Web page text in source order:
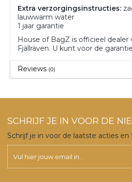
Extra verzorgingsinstructies:
lauwwarm water
1 jaar garantie
House of BagZ is officieel
Fjällräven. U kunt voor de
Reviews (0)
SCHRIJF JE IN VOOR DE
Schrijf je in voor de laatste acties en